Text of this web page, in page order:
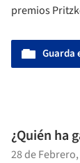
premios
Guarda
¿Quién ha
28 de